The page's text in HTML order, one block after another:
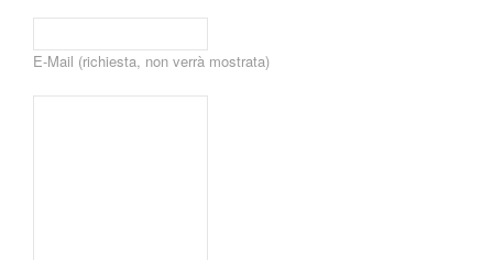
E-Mail (richiesta, non verrà mostrata)